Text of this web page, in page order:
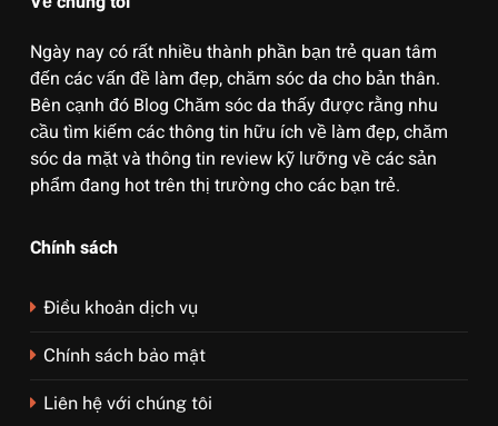
Ngày nay có rất nhiều thành phần bạn trẻ quan tâm
đến các vấn đề làm đẹp, chăm sóc da cho bản thân.
Bên cạnh đó Blog Chăm sóc da thấy được rằng nhu
cầu tìm kiếm các thông tin hữu ích về làm đẹp, chăm
sóc da mặt và thông tin review kỹ lưỡng về các sản
phẩm đang hot trên thị trường cho các bạn trẻ.
Chính sách
Điều khoản dịch vụ
Chính sách bảo mật
Liên hệ với chúng tôi